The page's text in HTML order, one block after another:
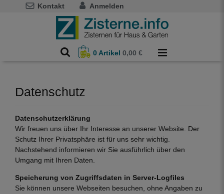
Kontakt Anmelden
0Artikel 0,00 €
Datenschutz
Datenschutzerklärung
Wir freuen uns über Ihr Interesse an unserer Website. Der
Schutz Ihrer Privatsphäre ist für uns sehr wichtig.
Nachstehend informieren wir Sie ausführlich über den
Umgang mit Ihren Daten.
Speicherung von Zugriffsdaten in Server-Logfiles
Sie können unsere Webseiten besuchen, ohne Angaben zu